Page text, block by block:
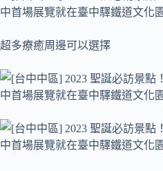
超多療癒周邊可以選擇